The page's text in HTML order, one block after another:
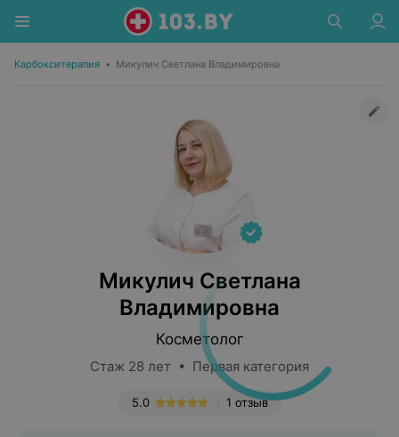
Карбокситерапия • Микулич Светлана Владимировна
Микулич Светлана
Владимировна
Косметолог
Стаж 28 лет • Первая категория
1 отзыв
5.0